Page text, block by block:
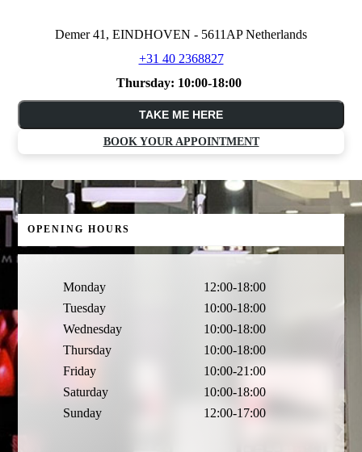
Demer 41, EINDHOVEN - 5611AP Netherlands
+31 40 2368827
Thursday: 10:00-18:00
TAKE ME HERE
BOOK YOUR APPOINTMENT
OPENING HOURS
Monday
12:00-18:00
Tuesday
10:00-18:00
Wednesday
10:00-18:00
Thursday
10:00-18:00
Friday
10:00-21:00
Saturday
10:00-18:00
Sunday
12:00-17:00